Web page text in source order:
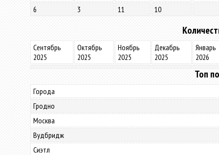
6
3 11 10
Сентябрь
2025
Октябрь
2025
Ноябрь
2025
Декабрь
2025
Январь
2026
Топ
Города
Гродно
Москва
Вудбридж
Сиэтл